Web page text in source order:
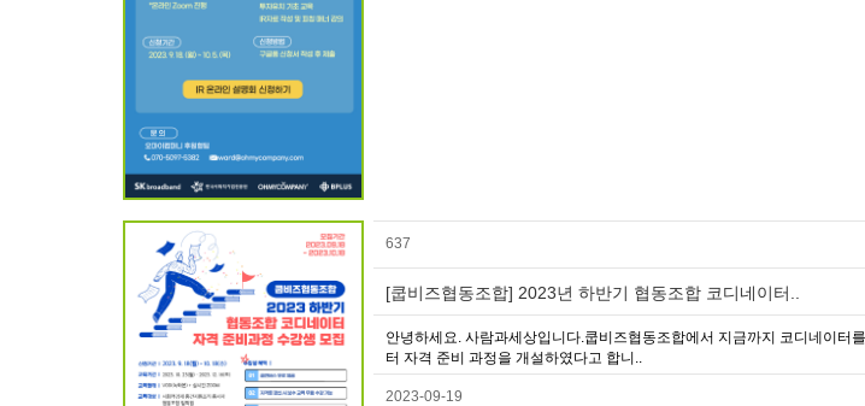
637
[쿱비즈협동조합] 2023년 하반기 협동조합 코디네이터..
안녕하세요. 사람과세상입니다.쿱비즈협동조합에서 지금까지 코디네이터
터 자격 준비 과정을 개설하였다고 합니..
2023-09-19